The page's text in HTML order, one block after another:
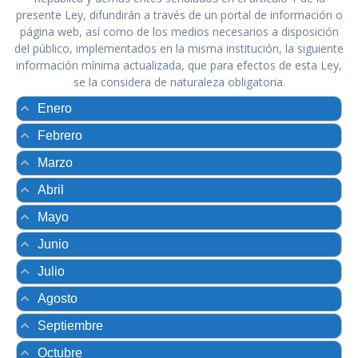
presente Ley, difundirán a través de un portal de información o
página web, así como de los medios necesarios a disposición
del público, implementados en la misma institución, la siguiente
información mínima actualizada, que para efectos de esta Ley,
se la considera de naturaleza obligatoria.
Enero
Febrero
Marzo
Abril
Mayo
Junio
Julio
Agosto
Septiembre
Octubre